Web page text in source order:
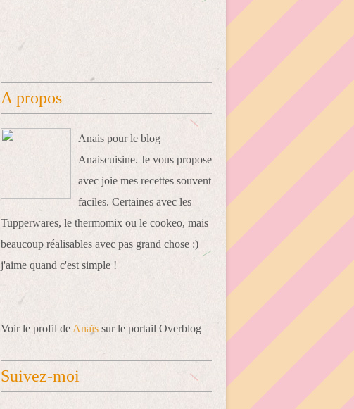
A propos
Anais pour le blog
Anaiscuisine. Je vous propose
avec joie mes recettes souvent
faciles. Certaines avec les
Tupperwares, le thermomix ou le cookeo, mais
beaucoup réalisables avec pas grand chose :)
j'aime quand c'est simple !
Voir le profil de Anaïs sur le portail Overblog
Suivez-moi